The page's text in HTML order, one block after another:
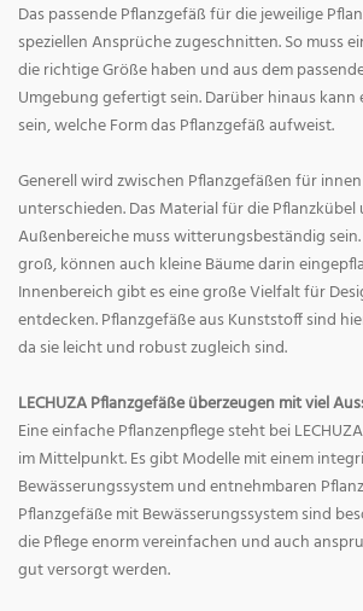
Das passende Pflanzgefäß für die jeweilige
speziellen Ansprüche zugeschnitten. So muss
die richtige Größe haben und aus dem
Umgebung gefertigt sein. Darüber hinaus kann
sein, welche Form das Pflanzgefäß aufweist.
Generell wird zwischen Pflanzgefäßen für
unterschieden. Das Material für die Pflanzkübel
Außenbereiche muss witterungsbeständig
groß, können auch kleine Bäume darin
Innenbereich gibt es eine große Vielfalt für
entdecken. Pflanzgefäße aus Kunststoff sind
da sie leicht und robust zugleich sind.
LECHUZA Pflanzgefäße überzeugen mit viel
Eine einfache Pflanzenpflege steht bei
im Mittelpunkt. Es gibt Modelle mit einem
Bewässerungssystem und entnehmbaren
Pflanzgefäße mit Bewässerungssystem sind
die Pflege enorm vereinfachen und auch
gut versorgt werden.